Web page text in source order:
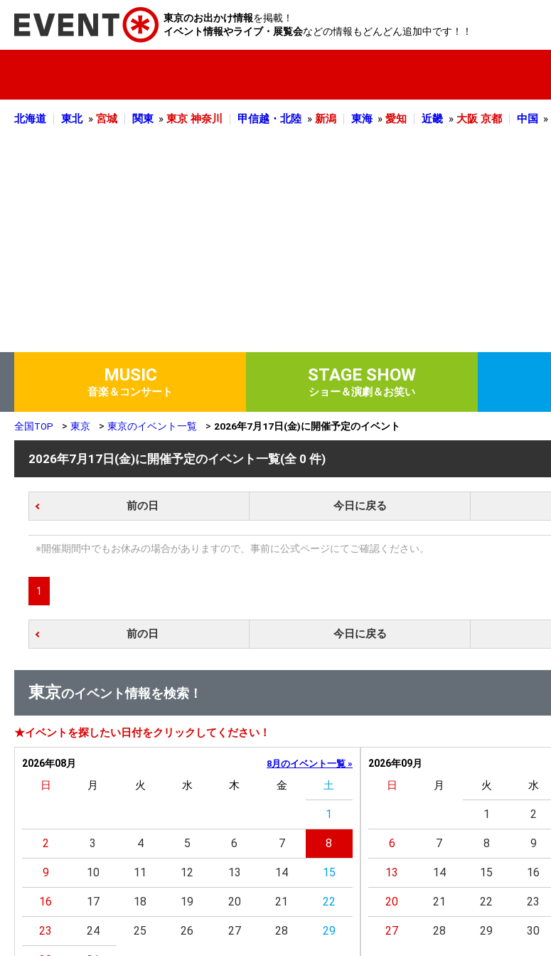
東京のお出かけ情報を掲載！
イベント情報やライブ・展覧会などの情報もどんどん追加中です！！
北海道 東北 » 宮城 関東 » 東京 神奈川 甲信越・北陸 » 新潟 東海 » 愛知 近畿 » 大阪 京都 中国 »
MUSIC
音楽＆コンサート
STAGE SHOW
ショー＆演劇＆お笑い
全国TOP 東京 東京のイベント一覧 2026年7月17日(金)に開催予定のイベント
2026年7月17日(金)に開催予定のイベント一覧(全 0 件)
前の日 今日に戻る
※開催期間中でもお休みの場合がありますので、事前に公式ページにてご確認ください。
1
前の日 今日に戻る
東京のイベント情報を検索！
★イベントを探したい日付をクリックしてください！
2026年08月 8月のイベント一覧 »
日 月 火 水 木 金 土
1
2 3 4 5 6 7 8
9 10 11 12 13 14 15
16 17 18 19 20 21 22
23 24 25 26 27 28 29
2026年09月
日 月 火 水
1 2
6 7 8 9
13 14 15 16
20 21 22 23
27 28 29 30